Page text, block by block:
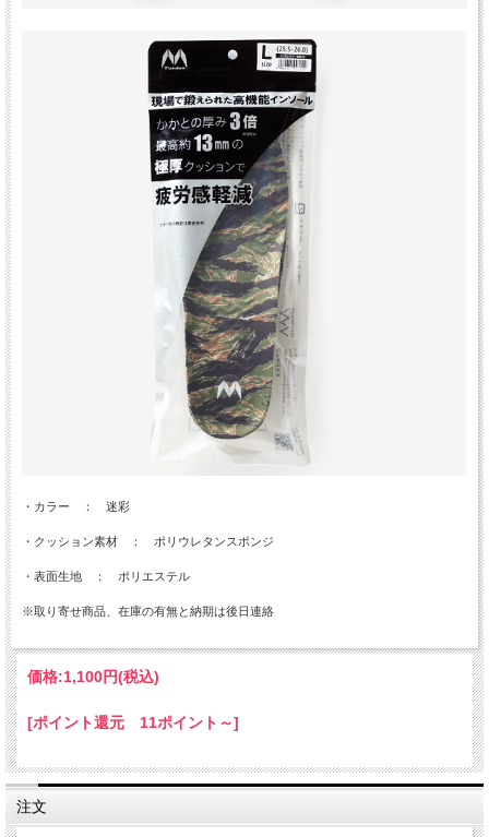
・カラー ： 迷彩
・クッション素材 ： ポリウレタンスポンジ
・表面生地 ： ポリエステル
※取り寄せ商品、在庫の有無と納期は後日連絡
価格:1,100円(税込)
[ポイント還元 11ポイント～]
注文